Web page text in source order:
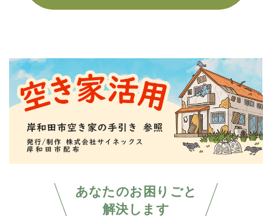
あなたのお困りごと
解決します